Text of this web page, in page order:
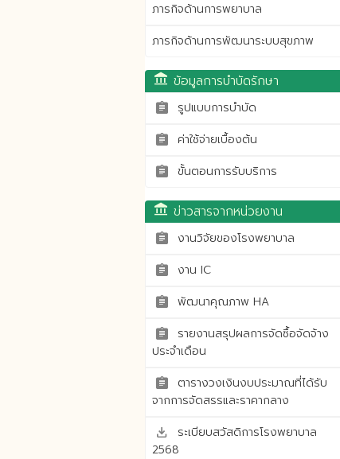
ภารกิจด้านการพยาบาล
ภารกิจด้านการพัฒนาระบบสุขภาพ
account_balance ข้อมูลการบำบัดรักษา
assignment รูปแบบการบำบัด
assignment ค่าใช้จ่ายเบื้องต้น
assignment ขั้นตอนการรับบริการ
account_balance ข่าวสารจากหน่วยงาน
assignment งานวิจัยของโรงพยาบาล
assignment งาน IC
assignment พัฒนาคุณภาพ HA
assignment
รายงานสรุปผลการจัดซื้อจัดจ้าง
ประจำเดือน
assignment
ตารางวงเงินงบประมาณที่ได้รับ
จากการจัดสรรและราคากลาง
save_alt
ระเบียบสวัสดิการโรงพยาบาล
2568